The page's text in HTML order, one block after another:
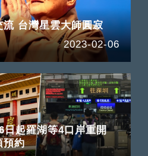
流 台灣星雲大師圓寂
2023-02-06
日起羅湖等4口岸重開
預約